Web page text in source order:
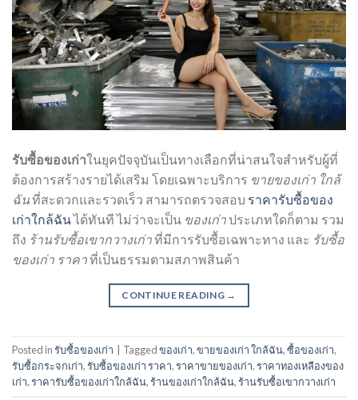
รับซื้อของเก่าในยุคปัจจุบันเป็นทางเลือกที่น่าสนใจสำหรับผู้ที่
ต้องการสร้างรายได้เสริม โดยเฉพาะบริการ ขายของเก่า ใกล้
ฉันที่สะดวกและรวดเร็ว สามารถตรวจสอบ ราคารับซื้อของ
เก่าใกล้ฉันได้ทันที ไม่ว่าจะเป็น ของเก่า ประเภทใดก็ตาม รวม
ถึง ร้านรับซื้อเขากวางเก่าที่มีการรับซื้อเฉพาะทาง และ รับซื้อ
ของเก่า ราคาที่เป็นธรรมตามสภาพสินค้า
CONTINUE READING →
Posted inรับซื้อของเก่า Taggedของเก่า,ขายของเก่า ใกล้ฉัน,ซื้อของเก่า,
รับซื้อกระจกเก่า,รับซื้อของเก่า ราคา,ราคาขายของเก่า,ราคาทองเหลืองของ
เก่า,ราคารับซื้อของเก่าใกล้ฉัน,ร้านของเก่าใกล้ฉัน,ร้านรับซื้อเขากวางเก่า